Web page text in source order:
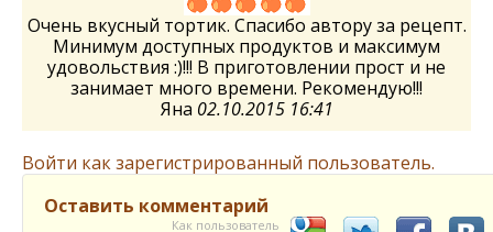
Очень вкусный тортик. Спасибо автору за рецепт.
Минимум доступных продуктов и максимум
удовольствия :)!!! В приготовлении прост и не
занимает много времени. Рекомендую!!!
Яна 02.10.2015 16:41
Войти как зарегистрированный пользователь.
Оставить комментарий
Как пользователь